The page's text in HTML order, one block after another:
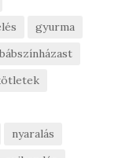
gyurma
nyaralás